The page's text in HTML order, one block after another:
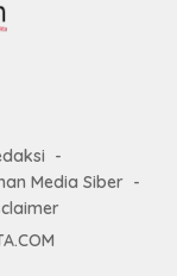
Media Siber